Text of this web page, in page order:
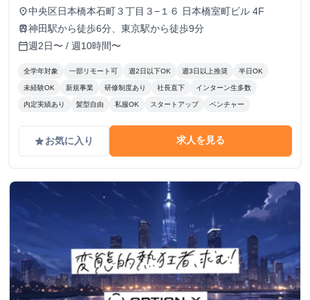
place中央区日本橋本石町３丁目３−１６ 日本橋室町ビル 4F
train神田駅から徒歩6分、東京駅から徒歩9分
calendar_today週2日〜 / 週10時間〜
全学年対象 一部リモート可 週2日以下OK 週3日以上推奨 半日OK
未経験OK 新規事業 研修制度あり 社長直下 インターン生多数
内定実績あり 髪型自由 私服OK スタートアップ ベンチャー
gradeお気に入り 求人を見る